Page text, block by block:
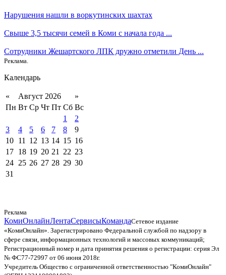
Нарушения нашли в воркутинских шахтах
Свыше 3,5 тысячи семей в Коми с начала года ...
Сотрудники Жешартского ЛПК дружно отметили День ...
Реклама.
Календарь
« Август 2026
»
Пн Вт Ср Чт Пт Сб Вс
1
2
3
4 5 6 7 8
9
10 11 12 13 14 15 16
17 18 19 20 21 22 23
24 25 26 27 28 29 30
31
Реклама
КомиОнлайнЛентаСервисыКомандаСетевое издание
«КомиОнлайн». Зарегистрировано Федеральной службой по надзору в
сфере связи, информационных технологий и массовых коммуникаций;
Регистрационный номер и дата принятия решения о регистрации: серия Эл
№ ФС77-72997 от 06 июня 2018г.
Учредитель Общество с ограниченной ответственностью "КомиОнлайн"